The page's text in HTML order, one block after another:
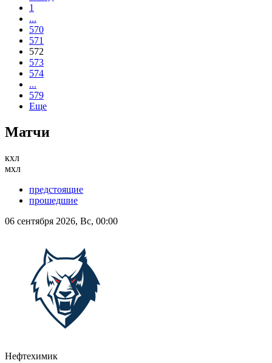
1
...
570
571
572
573
574
...
579
Еще
Матчи
кхл
мхл
предстоящие
прошедшие
06 сентября 2026, Вс, 00:00
Нефтехимик